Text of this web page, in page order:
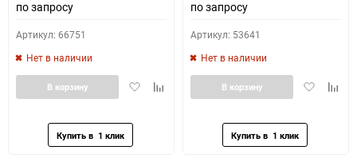
по запросу
Артикул: 66751
Нет в наличии
ДобавитьДобавить
В корзину
по запросу
Артикул: 53641
Нет в наличии
Добавить
В корзину